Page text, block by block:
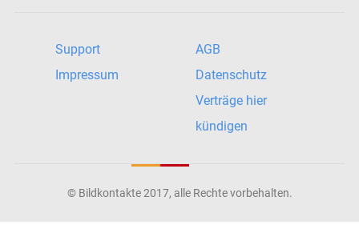
Support
Impressum
AGB
Datenschutz
Verträge hier
kündigen
© Bildkontakte 2017, alle Rechte vorbehalten.